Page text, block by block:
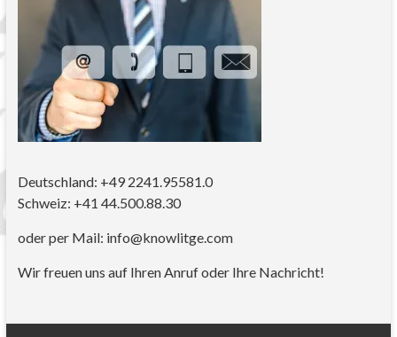
Deutschland: +49 2241.95581.0
Schweiz: +41 44.500.88.30
oder per Mail: info@knowlitge.com
Wir freuen uns auf Ihren Anruf oder Ihre Nachricht!